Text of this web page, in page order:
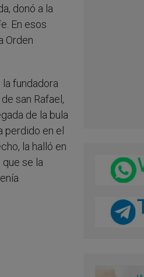
donó a la
En esos
Orden
fundadora
san Rafael,
de la bula
perdido en el
la halló en
se la